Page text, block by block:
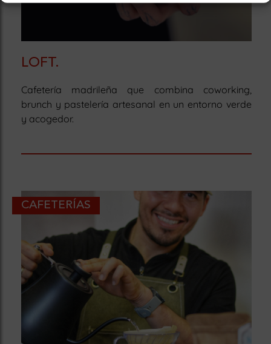
LOFT.
Cafetería madrileña que combina coworking,
brunch y pastelería artesanal en un entorno verde
y acogedor.
CAFETERÍAS